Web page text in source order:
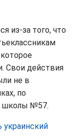
из-за того, что
Свои действия
не в
по
школы №57.
украинский